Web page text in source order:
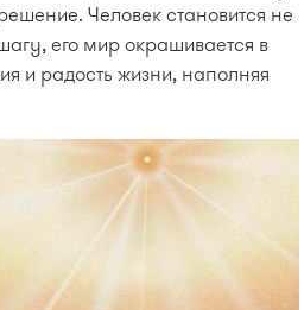
Человек становится не
его мир окрашивается в
и радость жизни, наполняя